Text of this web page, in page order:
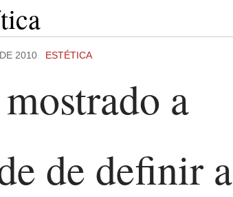
2010 ESTÉTICA
a
de definir a